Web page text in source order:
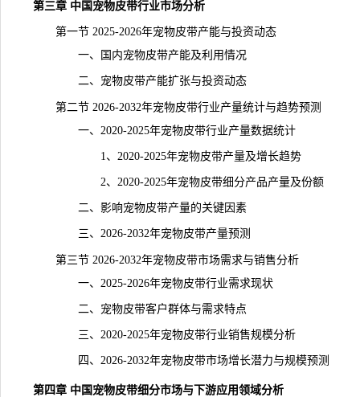
第三章 中国宠物皮带行业市场分析
第一节 2025-2026年宠物皮带产能与投资动态
一、国内宠物皮带产能及利用情况
二、宠物皮带产能扩张与投资动态
第二节 2026-2032年宠物皮带行业产量统计与趋势预测
一、2020-2025年宠物皮带行业产量数据统计
1、2020-2025年宠物皮带产量及增长趋势
2、2020-2025年宠物皮带细分产品产量及份额
二、影响宠物皮带产量的关键因素
三、2026-2032年宠物皮带产量预测
第三节 2026-2032年宠物皮带市场需求与销售分析
一、2025-2026年宠物皮带行业需求现状
二、宠物皮带客户群体与需求特点
三、2020-2025年宠物皮带行业销售规模分析
四、2026-2032年宠物皮带市场增长潜力与规模预测
第四章 中国宠物皮带细分市场与下游应用领域分析